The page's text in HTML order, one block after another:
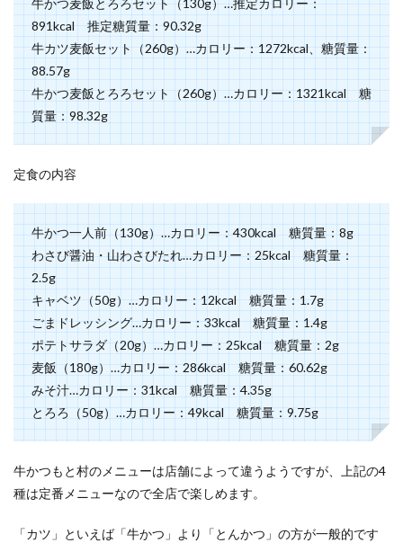
牛かつ麦飯とろろセット（130g）…推定カロリー：
891kcal 推定糖質量：90.32g
牛カツ麦飯セット（260g）…カロリー：1272kcal、糖質量：
88.57g
牛かつ麦飯とろろセット（260g）…カロリー：1321kcal 糖
質量：98.32g
定食の内容
牛かつ一人前（130g）…カロリー：430kcal 糖質量：8g
わさび醤油・山わさびたれ…カロリー：25kcal 糖質量：
2.5g
キャベツ（50g）…カロリー：12kcal 糖質量：1.7g
ごまドレッシング…カロリー：33kcal 糖質量：1.4g
ポテトサラダ（20g）…カロリー：25kcal 糖質量：2g
麦飯（180g）…カロリー：286kcal 糖質量：60.62g
みそ汁…カロリー：31kcal 糖質量：4.35g
とろろ（50g）…カロリー：49kcal 糖質量：9.75g
牛かつもと村のメニューは店舗によって違うようですが、上記の4
種は定番メニューなので全店で楽しめます。
「カツ」といえば「牛かつ」より「とんかつ」の方が一般的です